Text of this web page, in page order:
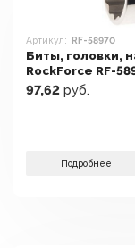
Артикул: RF-58970
Биты, головки,
RockForce RF-
97,62 руб.
Подробнее